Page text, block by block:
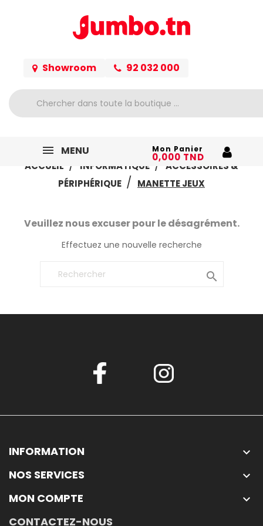
Showroom 92 032 000
MENU Mon Panier
0,000 TND
ACCUEIL INFORMATIQUE
ACCESSOIRES &
PÉRIPHÉRIQUE
MANETTE JEUX
Veuillez nous excuser pour le désagrément.
Effectuez une nouvelle recherche

INFORMATION 
NOS SERVICES 
MON COMPTE 
CONTACTEZ-NOUS